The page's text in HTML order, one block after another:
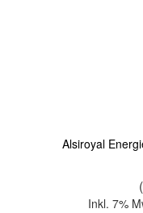
Alsiroyal
(
Inkl. 7%